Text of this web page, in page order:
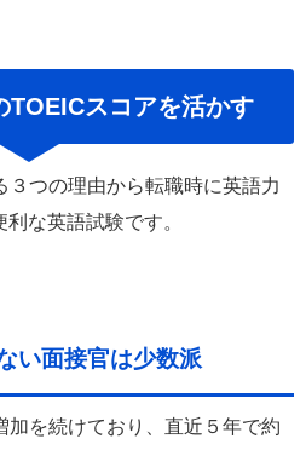
TOEICスコアを活かす
つの理由から転職時に英語力
な英語試験です。
い面接官は少数派
加を続けており、直近５年で約